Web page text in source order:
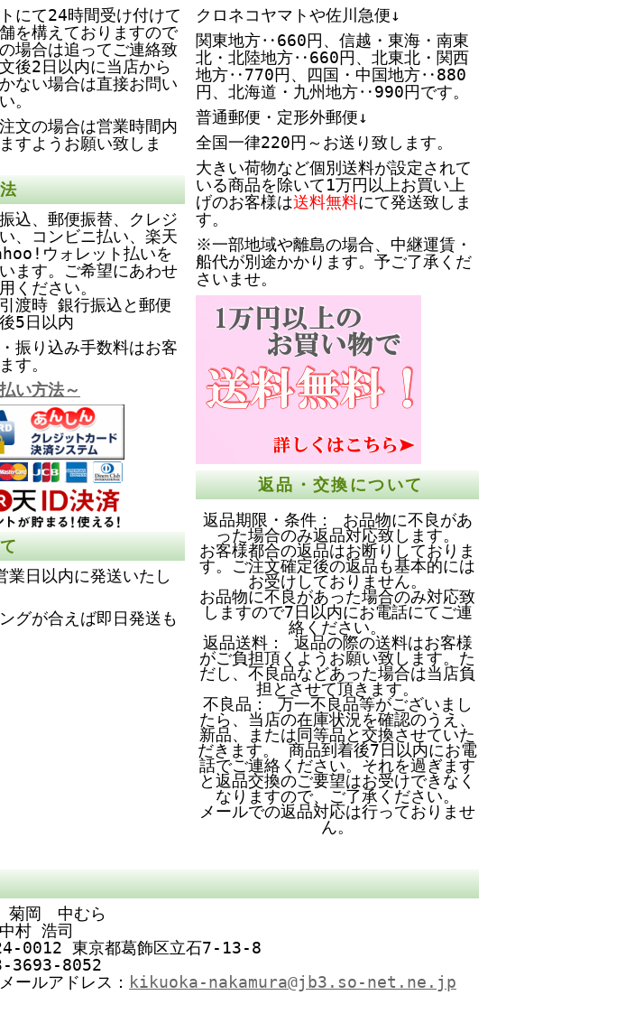
にて24時間受け付けて
を構えておりますので
場合は追ってご連絡致
後2日以内に当店から
ない場合は直接お問い
。
文の場合は営業時間内
すようお願い致しま
込、郵便振替、クレジ
、コンビニ払い、楽天
ウォレット払いを
ます。ご希望にあわせ
ください。
渡時 銀行振込と郵便
5日以内
振り込み手数料はお客
す。
い方法～
業日以内に発送いたし
グが合えば即日発送も
クロネコヤマトや佐川急便↓
関東地方‥660円、信越・東海・南東
北・北陸地方‥660円、北東北・関西
地方‥770円、四国・中国地方‥880
円、北海道・九州地方‥990円です。
普通郵便・定形外郵便↓
全国一律220円～お送り致します。
大きい荷物など個別送料が設定されて
いる商品を除いて1万円以上お買い上
げのお客様は送料無料にて発送致しま
す。
※一部地域や離島の場合、中継運賃・
船代が別途かかります。予ご了承くだ
さいませ。
返品・交換について
返品期限・条件： お品物に不良があ
った場合のみ返品対応致します。
お客様都合の返品はお断りしておりま
す。ご注文確定後の返品も基本的には
お受けしておりません。
お品物に不良があった場合のみ対応致
しますので7日以内にお電話にてご連
絡ください。
返品送料： 返品の際の送料はお客様
がご負担頂くようお願い致します。た
だし、不良品などあった場合は当店負
担とさせて頂きます。
不良品： 万一不良品等がございまし
たら、当店の在庫状況を確認のうえ、
新品、または同等品と交換させていた
だきます。 商品到着後7日以内にお電
話でご連絡ください。それを過ぎます
と返品交換のご要望はお受けできなく
なりますので、ご了承ください。
メールでの返品対応は行っておりませ
ん。
菊岡 中むら
村 浩司
0012 東京都葛飾区立石7-13-8
3693-8052
ールアドレス： kikuoka-nakamura@jb3.so-net.ne.jp